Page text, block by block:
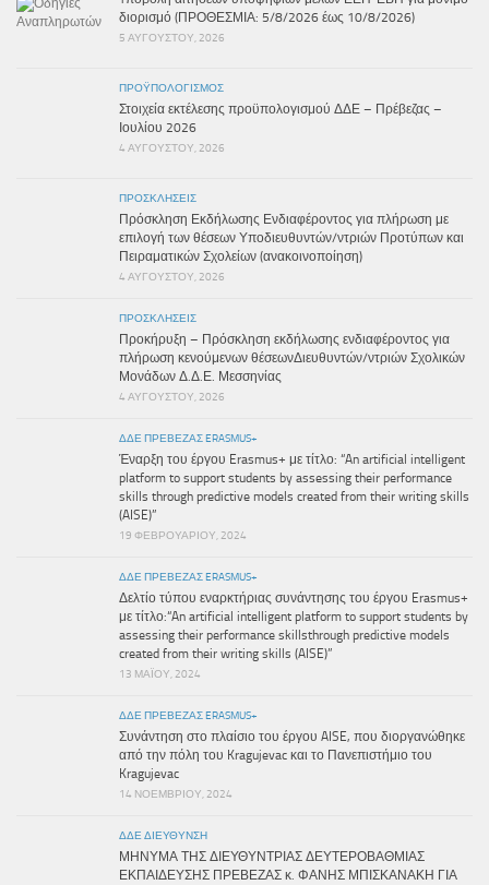
διορισμό (ΠΡΟΘΕΣΜΙΑ: 5/8/2026 έως 10/8/2026)
5 ΑΥΓΟΎΣΤΟΥ, 2026
ΠΡΟΫΠΟΛΟΓΙΣΜΌΣ
Στοιχεία εκτέλεσης προϋπολογισμού ΔΔΕ – Πρέβεζας –
Ιουλίου 2026
4 ΑΥΓΟΎΣΤΟΥ, 2026
ΠΡΟΣΚΛΉΣΕΙΣ
Πρόσκληση Εκδήλωσης Ενδιαφέροντος για πλήρωση με
επιλογή των θέσεων Υποδιευθυντών/ντριών Προτύπων και
Πειραματικών Σχολείων (ανακοινοποίηση)
4 ΑΥΓΟΎΣΤΟΥ, 2026
ΠΡΟΣΚΛΉΣΕΙΣ
Προκήρυξη – Πρόσκληση εκδήλωσης ενδιαφέροντος για
πλήρωση κενούμενων θέσεωνΔιευθυντών/ντριών Σχολικών
Μονάδων Δ.Δ.Ε. Μεσσηνίας
4 ΑΥΓΟΎΣΤΟΥ, 2026
ΔΔΕ ΠΡΕΒΕΖΑΣ ERASMUS+
Έναρξη του έργου Erasmus+ με τίτλο: “An artificial intelligent
platform to support students by assessing their performance
skills through predictive models created from their writing skills
(AISE)”
19 ΦΕΒΡΟΥΑΡΊΟΥ, 2024
ΔΔΕ ΠΡΕΒΕΖΑΣ ERASMUS+
Δελτίο τύπου εναρκτήριας συνάντησης του έργου Erasmus+
με τίτλο:“An artificial intelligent platform to support students by
assessing their performance skillsthrough predictive models
created from their writing skills (AISE)”
13 ΜΑΪ́ΟΥ, 2024
ΔΔΕ ΠΡΕΒΕΖΑΣ ERASMUS+
Συνάντηση στο πλαίσιο του έργου AISE, που διοργανώθηκε
από την πόλη του Kragujevac και το Πανεπιστήμιο του
Kragujevac
14 ΝΟΕΜΒΡΊΟΥ, 2024
ΔΔΕ ΔΙΕΎΘΥΝΣΗ
ΜΗΝΥΜΑ ΤΗΣ ΔΙΕΥΘΥΝΤΡΙΑΣ ΔΕΥΤΕΡΟΒΑΘΜΙΑΣ
ΕΚΠΑΙΔΕΥΣΗΣ ΠΡΕΒΕΖΑΣ κ. ΦΑΝΗΣ ΜΠΙΣΚΑΝΑΚΗ ΓΙΑ